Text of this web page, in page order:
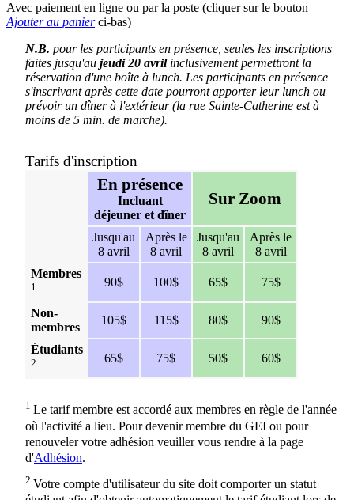
Avec paiement en ligne ou par la poste (cliquer sur le bouton
Ajouter au panierci-bas)
N.B. pour les participants en présence, seules les inscriptions
faites jusqu'au jeudi 20 avril inclusivement permettront la
réservation d'une boîte à lunch. Les participants en présence
s'inscrivant après cette date pourront apporter leur lunch ou
prévoir un dîner à l'extérieur (la rue Sainte-Catherine est à
moins de 5 min. de marche).
Tarifs d'inscription
En présence
Incluant
déjeuner et dîner
Sur Zoom
Jusqu'au
8 avril
Après le
8 avril
Jusqu'au
8 avril
Après le
8 avril
Membres
1 90$ 100$ 65$ 75$
Non-
membres
105$ 115$ 80$ 90$
Étudiants
2 65$ 75$ 50$ 60$
1 Le tarif membre est accordé aux membres en règle de l'année
où l'activité a lieu. Pour devenir membre du GEI ou pour
renouveler votre adhésion veuiller vous rendre à la page
d'Adhésion.
2 Votre compte d'utilisateur du site doit comporter un statut